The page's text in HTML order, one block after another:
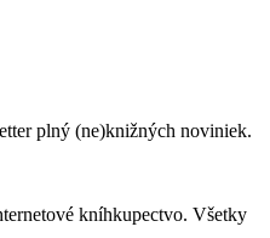
plný (ne)knižných noviniek.
kníhkupectvo. Všetky